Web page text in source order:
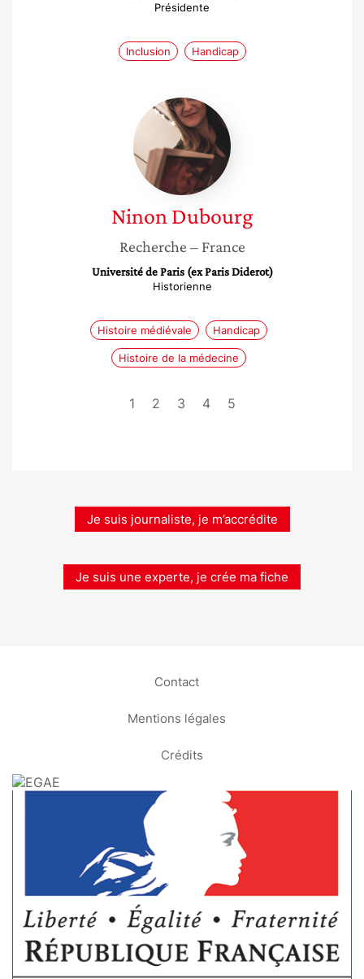
Présidente
Inclusion Handicap
Ninon
Dubourg
Ninon Dubourg
Recherche – France
Université de Paris (ex Paris Diderot)
Historienne
Histoire médiévale Handicap
Histoire de la médecine
1 2 3 4 5
Je suis journaliste, je m’accrédite
Je suis une experte, je crée ma fiche
Contact
Mentions légales
Crédits